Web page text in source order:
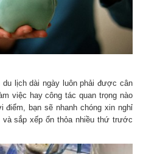
lịch dài ngày luôn phải được cân
việc hay công tác quan trọng nào
điểm, bạn sẽ nhanh chóng xin nghỉ
sắp xếp ổn thỏa nhiều thứ trước